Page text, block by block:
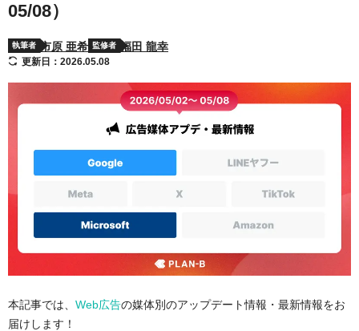
05/08）
執筆者 市原 亜希 監修者 福田 龍幸
更新日：2026.05.08
本記事では、 Web広告の媒体別のアップデート情報・最新情報をお
届けします！